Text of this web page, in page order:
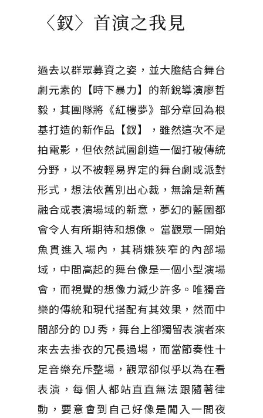
〈釵〉首演之我見
過去以群眾募資之姿，並大膽結合舞台
劇元素的【時下暴力】的新銳導演廖哲
毅，其團隊將《紅樓夢》部分章回為根
基打造的新作品【釵】，雖然這次不是
拍電影，但依然試圖創造一個打破傳統
分野，以不被輕易界定的舞台劇或派對
形式，想法依舊別出心裁，無論是新舊
融合或表演場域的新意，夢幻的藍圖都
會令人有所期待和想像。 當觀眾一開始
魚貫進入場內，其稍嫌狹窄的內部場
域，中間高起的舞台像是一個小型演場
會，而視覺的想像力減少許多。唯獨音
樂的傳統和現代搭配有其效果，然而中
間部分的 DJ 秀，舞台上卻獨留表演者來
來去去掛衣的冗長過場，而當節奏性十
足音樂充斥整場，觀眾卻似乎以為在看
表演，每個人都站直直無法跟隨著律
動，要意會到自己好像是闖入一間夜